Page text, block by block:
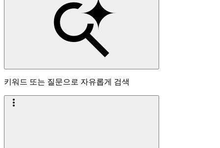
키워드 또는 질문으로 자유롭게 검색